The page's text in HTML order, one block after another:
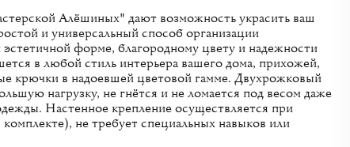
Алёшиных" дают возможность украсить ваш
и универсальный способ организации
эстетичной форме, благородному цвету и надежности
в любой стиль интерьера вашего дома, прихожей,
крючки в надоевшей цветовой гамме. Двухрожковый
нагрузку, не гнётся и не ломается под весом даже
Настенное крепление осуществляется при
не требует специальных навыков или